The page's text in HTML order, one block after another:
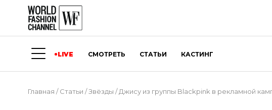
LIVE СМОТРЕТЬ СТАТЬИ КАСТИНГ
Главная /Статьи /Звёзды /Джису из группы Blackpink в рекламной